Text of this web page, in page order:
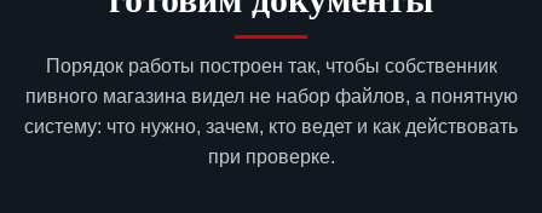
Порядок работы построен так, чтобы собственник
пивного магазина видел не набор файлов, а понятную
систему: что нужно, зачем, кто ведет и как действовать
при проверке.